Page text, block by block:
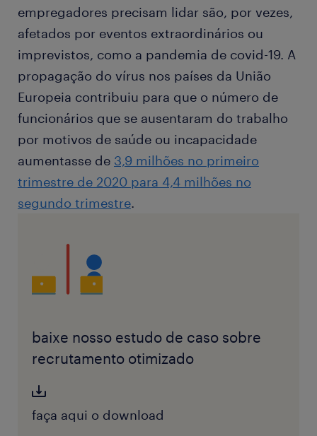
empregadores precisam lidar são, por vezes,
afetados por eventos extraordinários ou
imprevistos, como a pandemia de covid-19. A
propagação do vírus nos países da União
Europeia contribuiu para que o número de
funcionários que se ausentaram do trabalho
por motivos de saúde ou incapacidade
aumentasse de 3,9 milhões no primeiro
trimestre de 2020 para 4,4 milhões no
segundo trimestre.
baixe nosso estudo de caso sobre
recrutamento otimizado
faça aqui o download